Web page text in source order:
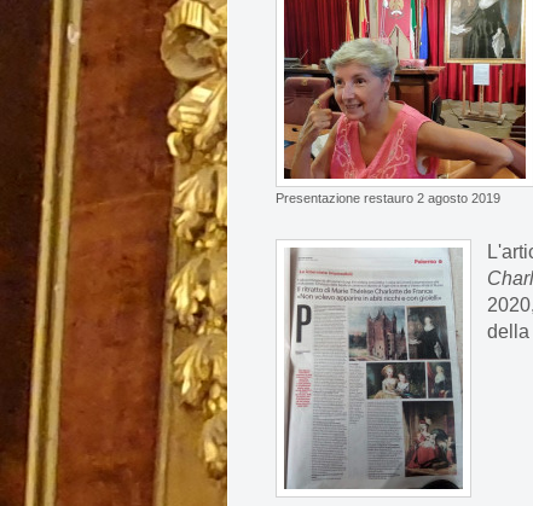
Presentazione restauro 2 agosto 2019
della